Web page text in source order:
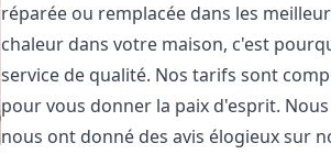
réparée ou remplacée dans les
chaleur dans votre maison, c'est
service de qualité. Nos tarifs sont
pour vous donner la paix d'esprit.
nous ont donné des avis élogieux sur